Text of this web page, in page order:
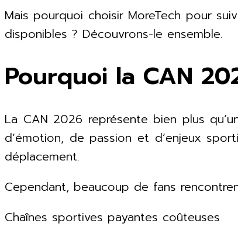
Mais pourquoi choisir MoreTech pour
disponibles ? Découvrons-le ensemble.
Pourquoi la CAN
La CAN 2026 représente bien plus
d’émotion, de passion et d’enjeux
déplacement.
Cependant, beaucoup de fans
Chaînes sportives payantes coûteuses